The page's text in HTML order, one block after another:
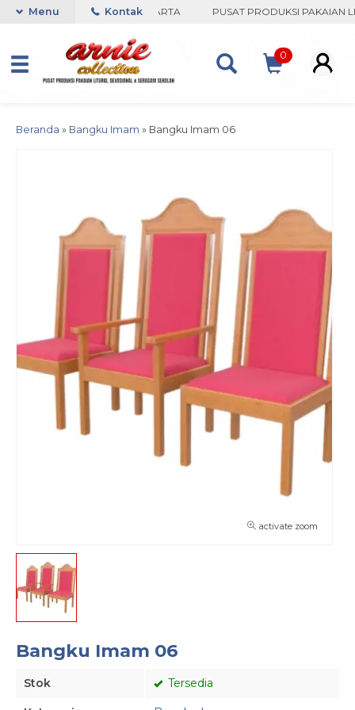
BORO, YOGYAKARTA PUSAT PRODUKSI PAKAIAN
Menu Kontak
0
Beranda » Bangku Imam » Bangku Imam 06
activate zoom
Bangku Imam 06
Stok Tersedia